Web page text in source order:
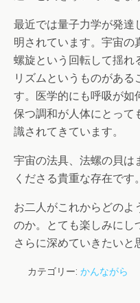
最近では量子力学が発達
明されています。宇宙の
螺旋という回転して揺れ
リズムというものがある
す。医学的にも呼吸が如
保つ調和が人体にとって
識されてきています。
宇宙の法具、法螺の貝は
くださる貴重な存在です。
お二人がこれからどのよ
のか。とても楽しみにし
さらに深めていきたいと
カテゴリー: かんながら